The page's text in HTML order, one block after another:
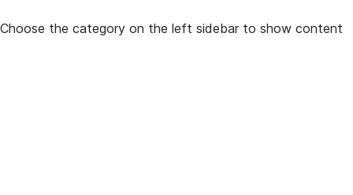
Choose the category on the left sidebar to show content